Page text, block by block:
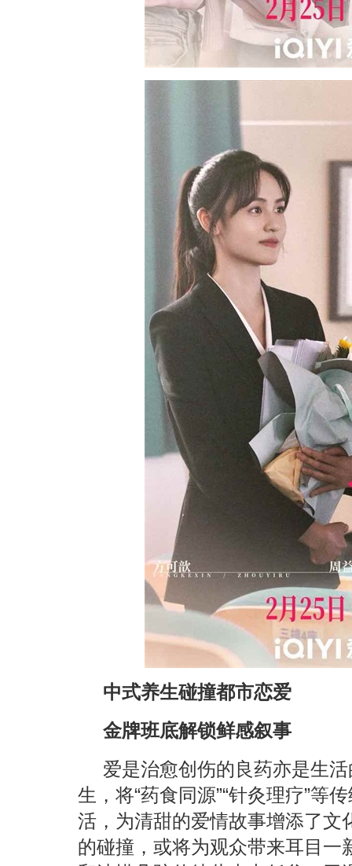
中式养生碰撞都市恋爱
金牌班底解锁鲜感叙事
爱是治愈创伤的良药亦是生
生，将“药食同源”“针灸理疗”等
活，为清甜的爱情故事增添了文
的碰撞，或将为观众带来耳目一